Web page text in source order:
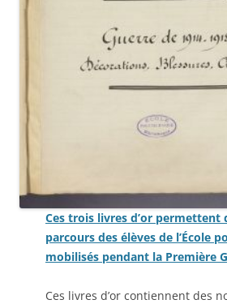
Ces trois livres d’or permettent
parcours des élèves de l’École
mobilisés pendant la Première
Ces livres d’or contiennent des